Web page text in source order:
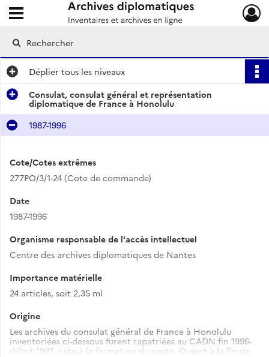
Archives diplomatiques
Ouvrir le menu déroulant
Déplier tous les niveaux
Consulat, consulat général et représentation
diplomatique de France à Honolulu
1987-1996
Cote/Cotes extrêmes
277PO/3/1-24 (Cote de commande)
Date
1987-1996
Organisme responsable de l'accès intellectuel
Centre des archives diplomatiques de Nantes
Importance matérielle
24 articles, soit 2,35 ml
Origine
Les archives du consulat général de France à Honolulu
inventoriées ci-dessous furent rapatriées au CADN fin 1996-
début 1997, suite à la fermeture du poste. Ouvert à la fin de